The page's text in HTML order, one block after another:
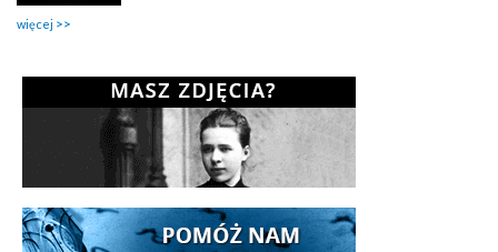
więcej